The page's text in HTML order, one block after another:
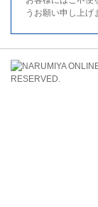
うお願い申し上げ